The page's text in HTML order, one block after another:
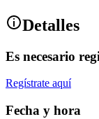
Detalles
Es necesario
Regístrate aquí
Fecha y hora